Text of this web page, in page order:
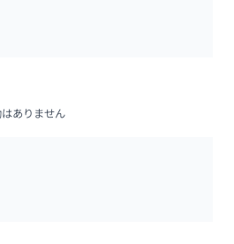
ありません